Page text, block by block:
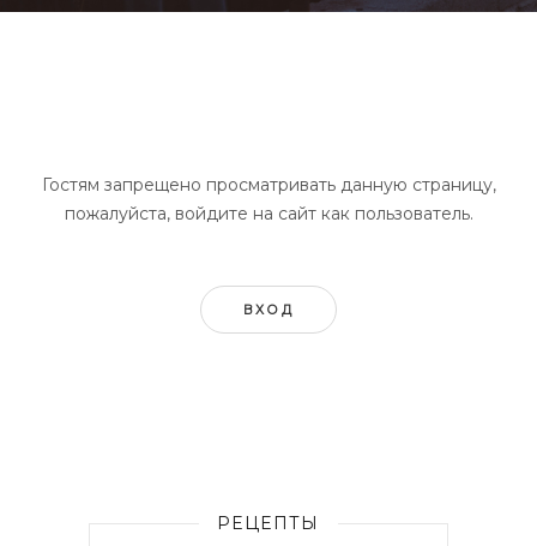
Гостям запрещено просматривать данную страницу,
пожалуйста, войдите на сайт как пользователь.
ВХОД
РЕЦЕПТЫ